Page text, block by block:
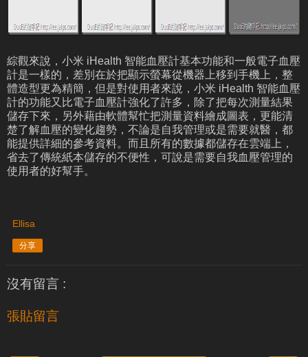
綜觀來說，小米 iHealth 智能血壓計基本功能和一般電子血壓
計是一樣的，差別在於把顯示螢幕從機器上移到手機上，整
體造型更為精簡，但是對使用者來說，小米 iHealth 智能血壓
計的功能又比電子血壓計強化了許多，除了把每次測量結果
儲存下來，另外藉由軟體幫忙把測量資料繪成圖表，更能清
楚了解血壓的變化趨勢，不論是自我管理或是需要就醫，都
能提供詳細的參考資料。而且所有的數據都儲存在雲端上，
省去了傳統紙本儲存的不便性，可說是需要自我血壓管理的
使用者的好幫手。
Ellisa
分享
沒有留言 :
張貼留言